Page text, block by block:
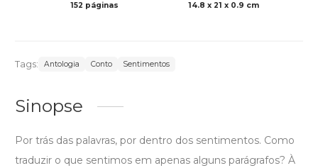
152 páginas 14.8 x 21 x 0.9 cm
Tags: Antologia Conto Sentimentos
Sinopse
Por trás das palavras, por dentro dos sentimentos. Como
traduzir o que sentimos em apenas alguns parágrafos? À